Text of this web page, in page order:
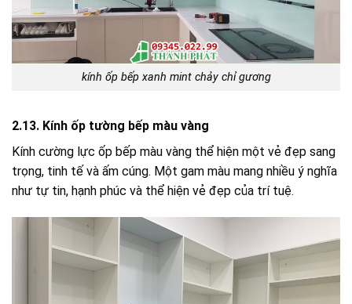
kính ốp bếp xanh mint chảy chỉ gương
2.13. Kính ốp tường bếp màu vàng
Kính cường lực ốp bếp màu vàng thể hiện một vẻ đẹp sang
trọng, tinh tế và ấm cúng. Một gam màu mang nhiều ý nghĩa
như tự tin, hạnh phúc và thể hiện vẻ đẹp của trí tuệ.